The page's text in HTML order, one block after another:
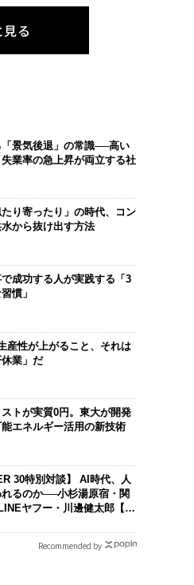
る
景気後退」の常識──高い
業率の急上昇が両立する社
り寄ったり」の時代、コン
から抜け出す方法
成功する人が実践する「3
慣」
産性が上がること、それは
休業」だ
トが実質0円。東大が開発
エネルギー活用の新技術
30特別対談】 AI時代、人
るのか──小杉湯原宿・関
ヤフー・川邊健太郎【後
Recommended by